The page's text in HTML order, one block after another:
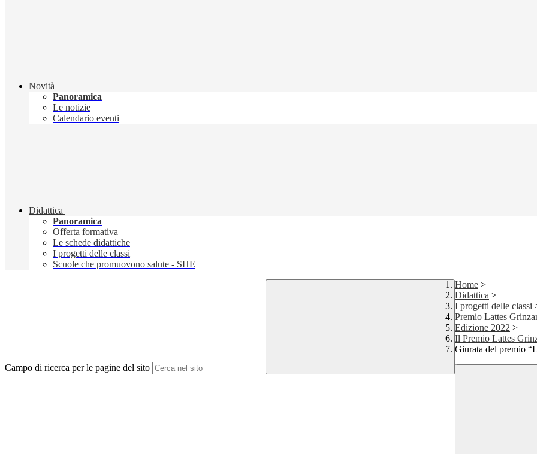
Novità
Panoramica
Le notizie
Calendario eventi
Didattica
Panoramica
Offerta formativa
Le schede didattiche
I progetti delle classi
Scuole che promuovono salute - SHE
Campo di ricerca per le pagine del sito
Home >
Didattica >
I progetti delle classi
Premio Lattes
Edizione 2022 >
Il Premio Lattes
Giurata del premio